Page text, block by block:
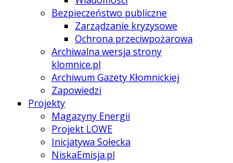
Bezpieczeństwo publiczne
Zarządzanie kryzysowe
Ochrona przeciwpożarowa
Archiwalna wersja strony
klomnice.pl
Archiwum Gazety Kłomnickiej
Zapowiedzi
Projekty
Magazyny Energii
Projekt LOWE
Inicjatywa Sołecka
NiskaEmisja.pl